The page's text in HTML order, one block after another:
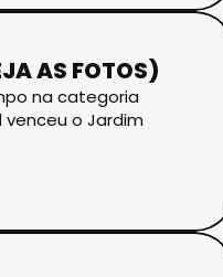
AS FOTOS)
na categoria
o Jardim